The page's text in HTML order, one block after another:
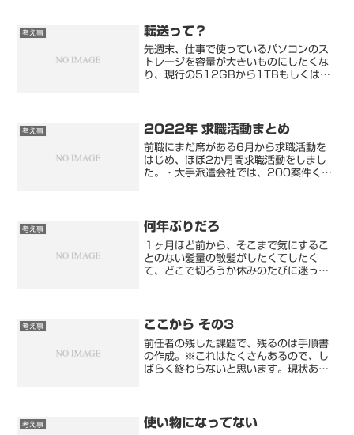
にしかないのかと...
考え事 転送って？
先週末、仕事で使っているパソコンのス
トレージを容量が大きいものにしたくな
り、現行の512GBから1TBもしくは
ないと思っていたけ...
考え事 2022年 求職活動まとめ
前職にまだ席がある6月から求職活動を
はじめ、ほぼ2か月間求職活動をしまし
た。・大手派遣会社では、200案件くら
れました。・今回、新規...
考え事 何年ぶりだろ
１ヶ月ほど前から、そこまで気にするこ
とのない髪量の散髪がしたくてしたく
て、どこで切ろうか休みのたびに迷って
くらいからは、ほとんど...
考え事 ここから その3
前任者の残した課題で、残るのは手順書
の作成。※これはたくさんあるので、し
ばらく終わらないと思います。現状あ
のしかありません。請負業者が...
考え事 使い物になってない